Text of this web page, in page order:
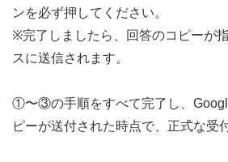
ンを必ず押してください。
※完了しましたら、回答のコピーが
スに送信されます。
①〜③の手順をすべて完了し、
ピーが送付された時点で、正式な受